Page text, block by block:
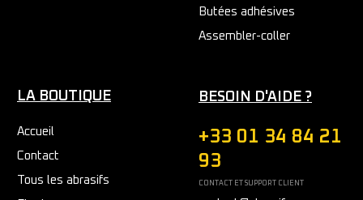
Butées adhésives
Assembler-coller
LA BOUTIQUE
Accueil
Contact
Tous les abrasifs
BESOIN D'AIDE ?
+33 01 34 84 21
93
CONTACT ET SUPPORT CLIENT